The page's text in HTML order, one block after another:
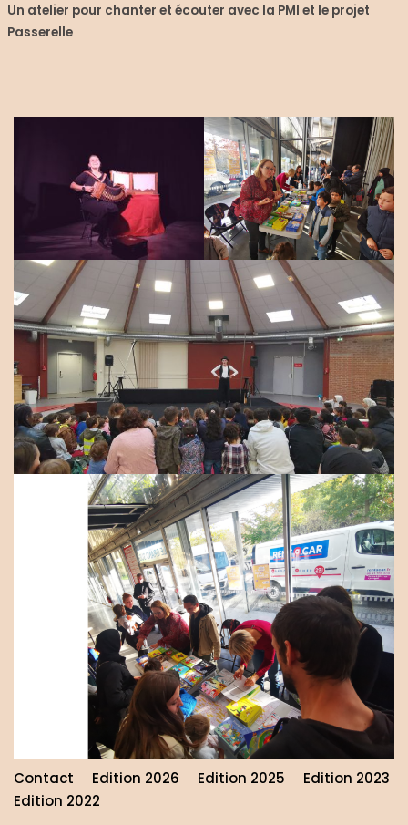
Un atelier pour chanter et écouter avec la PMI et le projet
Passerelle
Contact Edition 2026 Edition 2025
Edition 2023
Edition 2022